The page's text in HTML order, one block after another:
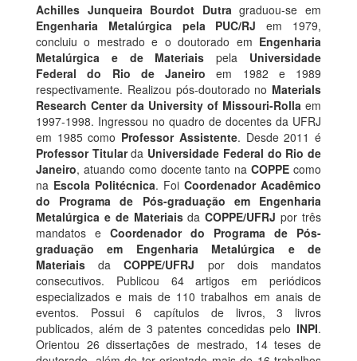
Achilles Junqueira Bourdot Dutra graduou-se em
Engenharia Metalúrgica pela PUC/RJ em 1979,
concluiu o mestrado e o doutorado em Engenharia
Metalúrgica e de Materiais pela Universidade
Federal do Rio de Janeiro em 1982 e 1989
respectivamente. Realizou pós-doutorado no Materials
Research Center da University of Missouri-Rolla em
1997-1998. Ingressou no quadro de docentes da UFRJ
em 1985 como Professor Assistente. Desde 2011 é
Professor Titularda Universidade Federal do Rio de
Janeiro, atuando como docente tanto naCOPPE como
na Escola Politécnica. Foi Coordenador Acadêmico
do Programa de Pós-graduação em Engenharia
Metalúrgica e de Materiaisda COPPE/UFRJ por três
mandatos e Coordenador do Programa de Pós-
graduação em Engenharia Metalúrgica e de
Materiaisda COPPE/UFRJ por dois mandatos
consecutivos. Publicou 64 artigos em periódicos
especializados e mais de 110 trabalhos em anais de
eventos. Possui 6 capítulos de livros, 3 livros
publicados, além de 3 patentes concedidas pelo INPI.
Orientou 26 dissertações de mestrado, 14 teses de